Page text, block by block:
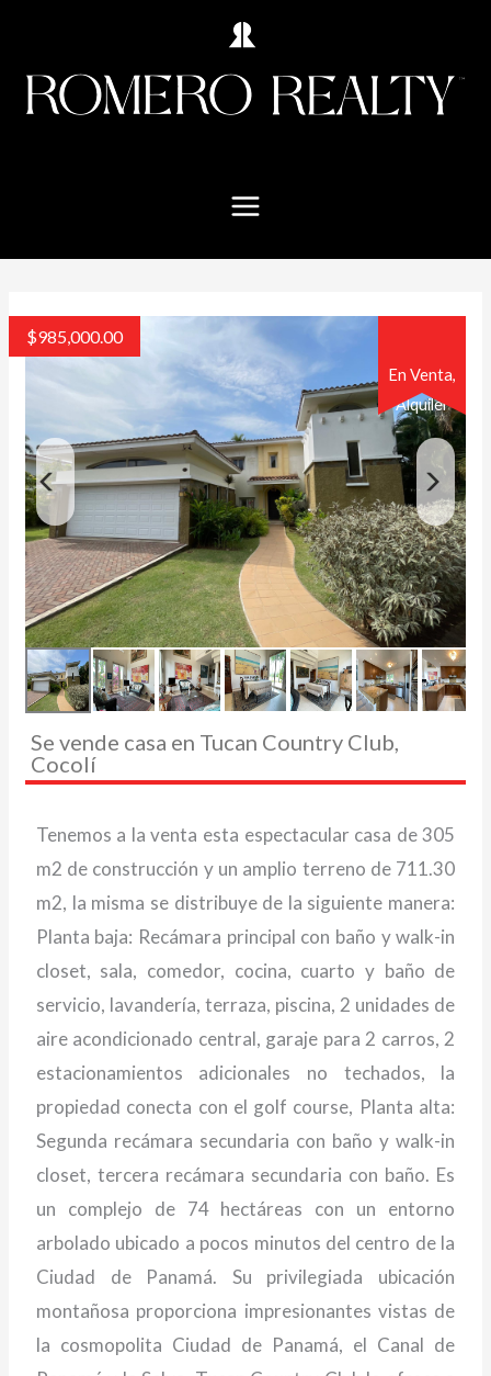
En Venta,
Alquiler
$985,000.00
Se vende casa en Tucan Country Club,
Cocolí
Tenemos a la venta esta espectacular casa de 305
m2 de construcción y un amplio terreno de 711.30
m2, la misma se distribuye de la siguiente manera:
Planta baja: Recámara principal con baño y walk-in
closet, sala, comedor, cocina, cuarto y baño de
servicio, lavandería, terraza, piscina, 2 unidades de
aire acondicionado central, garaje para 2 carros, 2
estacionamientos adicionales no techados, la
propiedad conecta con el golf course, Planta alta:
Segunda recámara secundaria con baño y walk-in
closet, tercera recámara secundaria con baño. Es
un complejo de 74 hectáreas con un entorno
arbolado ubicado a pocos minutos del centro de la
Ciudad de Panamá. Su privilegiada ubicación
montañosa proporciona impresionantes vistas de
la cosmopolita Ciudad de Panamá, el Canal de